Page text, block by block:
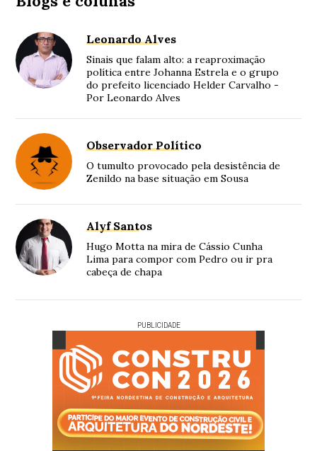
Leonardo Alves
Sinais que falam alto: a reaproximação
política entre Johanna Estrela e o grupo
do prefeito licenciado Helder Carvalho -
Por Leonardo Alves
Observador Político
O tumulto provocado pela desistência de
Zenildo na base situação em Sousa
Alyf Santos
Hugo Motta na mira de Cássio Cunha
Lima para compor com Pedro ou ir pra
cabeça de chapa
PUBLICIDADE